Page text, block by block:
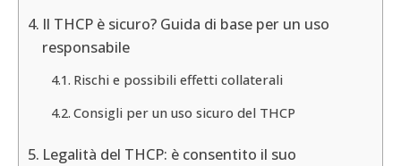
Il THCP è sicuro? Guida di base per un uso
responsabile
Rischi e possibili effetti collaterali
Consigli per un uso sicuro del THCP
Legalità del THCP: è consentito il suo